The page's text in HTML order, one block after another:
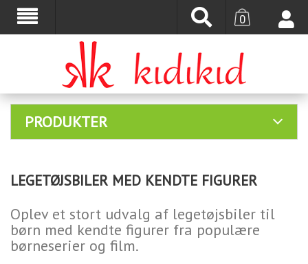
0
PRODUKTER
LEGETØJSBILER MED KENDTE FIGURER
Oplev et stort udvalg af legetøjsbiler til
børn med kendte figurer fra populære
børneserier og film.